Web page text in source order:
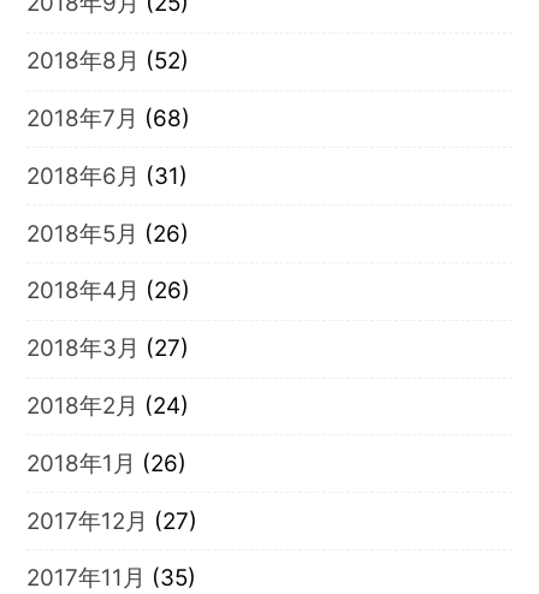
2018年8月 (52)
2018年7月 (68)
2018年6月 (31)
2018年5月 (26)
2018年4月 (26)
2018年3月 (27)
2018年2月 (24)
2018年1月 (26)
2017年12月 (27)
2017年11月 (35)